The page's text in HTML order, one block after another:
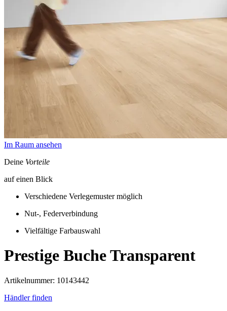
Im Raum ansehen
Deine Vorteile
auf einen Blick
Verschiedene Verlegemuster möglich
Nut-, Federverbindung
Vielfältige Farbauswahl
Prestige Buche Transparent
Artikelnummer: 10143442
Händler finden